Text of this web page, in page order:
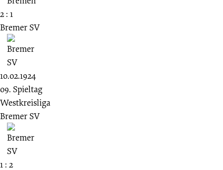
2 : 1
Bremer SV
10.02.1924
09. Spieltag
Westkreisliga
Bremer SV
1 : 2